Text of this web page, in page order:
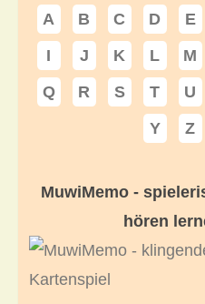
A B C D E
I
J K L M
Q
R S T U
Y
Z
MuwiMemo -
hören